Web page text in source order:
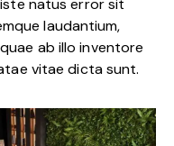
laudantium,
ab illo inventore
vitae dicta sunt.